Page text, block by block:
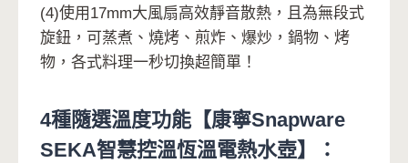
(4)使用17mm大風扇高效靜音散熱，且為無段式
旋鈕，可蒸煮、燒烤、煎炸、爆炒，鍋物、烤
物，各式料理一秒切換超簡單！
4種隨選溫度功能【康寧Snapware
SEKA智慧控溫恆溫電熱水壺】：